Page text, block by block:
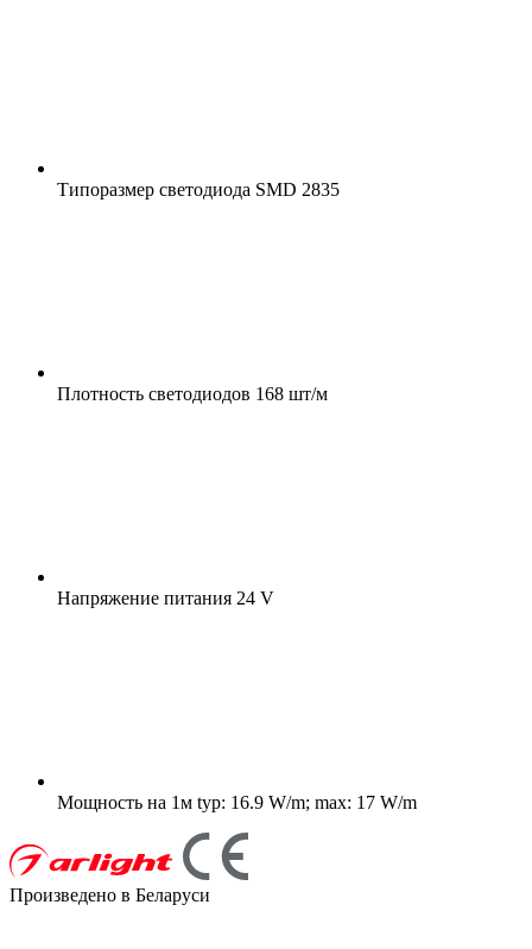
Типоразмер светодиода SMD 2835
Плотность светодиодов 168 шт/м
Напряжение питания 24 V
Мощность на 1м typ: 16.9 W/m; max: 17 W/m
Произведено в Беларуси